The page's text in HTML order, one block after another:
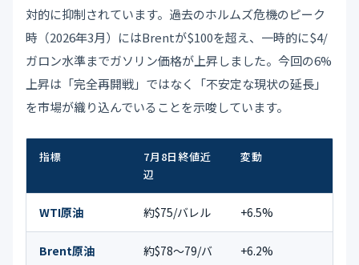
対的に抑制されています。過去のホルムズ危機のピーク
時（2026年3月）にはBrentが$100を超え、一時的に$4/
ガロン水準までガソリン価格が上昇しました。今回の6%
上昇は「完全再開戦」ではなく「不安定な現状の延長」
を市場が織り込んでいることを示唆しています。
指標
7月8日終値近
辺
変動
WTI原油 約$75/バレル +6.5%
Brent原油
約$78〜79/バ
+6.2%